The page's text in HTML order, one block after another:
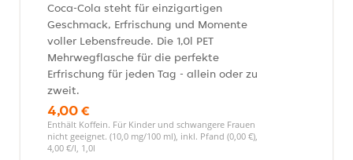
Coca-Cola steht für einzigartigen
Geschmack, Erfrischung und Momente
voller Lebensfreude. Die 1,0l PET
Mehrwegflasche für die perfekte
Erfrischung für jeden Tag - allein oder zu
zweit.
4,00 €
Enthält Koffein. Für Kinder und schwangere Frauen
nicht geeignet. (10,0 mg/100 ml), inkl. Pfand (0,00 €),
4,00 €/l, 1,0l